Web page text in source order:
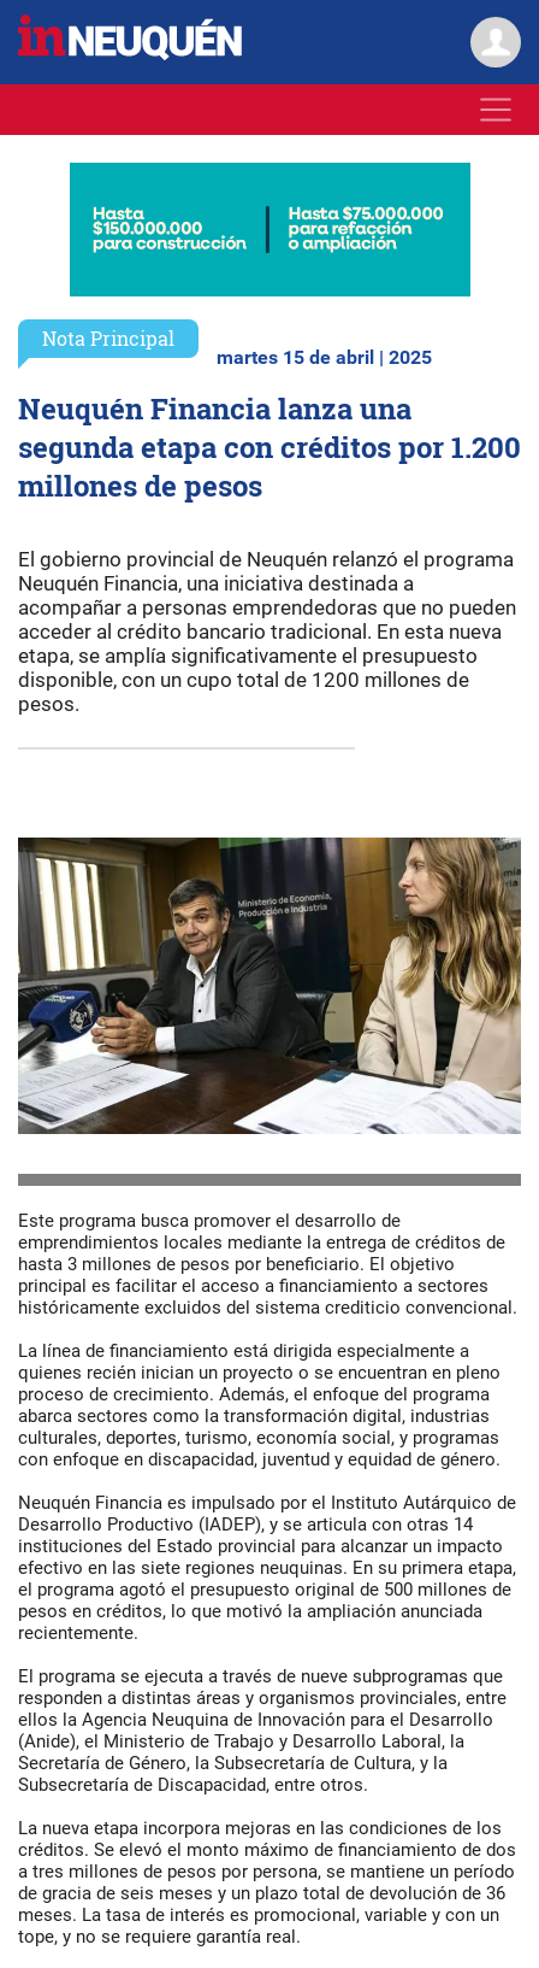
Nota Principal
martes 15 de abril | 2025
Neuquén Financia lanza una
segunda etapa con créditos por 1.200
millones de pesos
El gobierno provincial de Neuquén relanzó el programa
Neuquén Financia, una iniciativa destinada a
acompañar a personas emprendedoras que no pueden
acceder al crédito bancario tradicional. En esta nueva
etapa, se amplía significativamente el presupuesto
disponible, con un cupo total de 1200 millones de
pesos.
Este programa busca promover el desarrollo de
emprendimientos locales mediante la entrega de créditos de
hasta 3 millones de pesos por beneficiario. El objetivo
principal es facilitar el acceso a financiamiento a sectores
históricamente excluidos del sistema crediticio convencional.
La línea de financiamiento está dirigida especialmente a
quienes recién inician un proyecto o se encuentran en pleno
proceso de crecimiento. Además, el enfoque del programa
abarca sectores como la transformación digital, industrias
culturales, deportes, turismo, economía social, y programas
con enfoque en discapacidad, juventud y equidad de género.
Neuquén Financia es impulsado por el Instituto Autárquico de
Desarrollo Productivo (IADEP), y se articula con otras 14
instituciones del Estado provincial para alcanzar un impacto
efectivo en las siete regiones neuquinas. En su primera etapa,
el programa agotó el presupuesto original de 500 millones de
pesos en créditos, lo que motivó la ampliación anunciada
recientemente.
El programa se ejecuta a través de nueve subprogramas que
responden a distintas áreas y organismos provinciales, entre
ellos la Agencia Neuquina de Innovación para el Desarrollo
(Anide), el Ministerio de Trabajo y Desarrollo Laboral, la
Secretaría de Género, la Subsecretaría de Cultura, y la
Subsecretaría de Discapacidad, entre otros.
La nueva etapa incorpora mejoras en las condiciones de los
créditos. Se elevó el monto máximo de financiamiento de dos
a tres millones de pesos por persona, se mantiene un período
de gracia de seis meses y un plazo total de devolución de 36
meses. La tasa de interés es promocional, variable y con un
tope, y no se requiere garantía real.